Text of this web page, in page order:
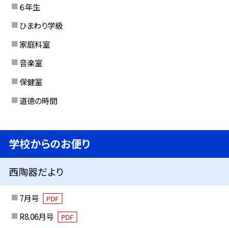
６年生
ひまわり学級
家庭科室
音楽室
保健室
道徳の時間
学校からのお便り
西陶器だより
7月号 PDF
R8.06月号 PDF